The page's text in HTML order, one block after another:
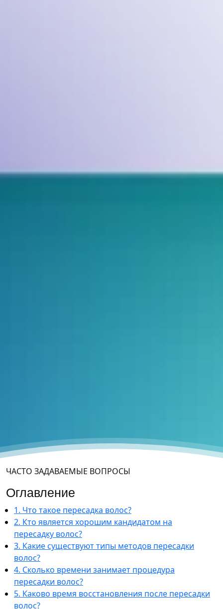
ЧАСТО ЗАДАВАЕМЫЕ ВОПРОСЫ
Оглавление
1. Что такое пересадка волос?
2. Кто является хорошим кандидатом на
пересадку волос?
3. Какие существуют типы методов пересадки
волос?
4. Сколько времени занимает процедура
пересадки волос?
5. Каково время восстановления после пересадки
волос?